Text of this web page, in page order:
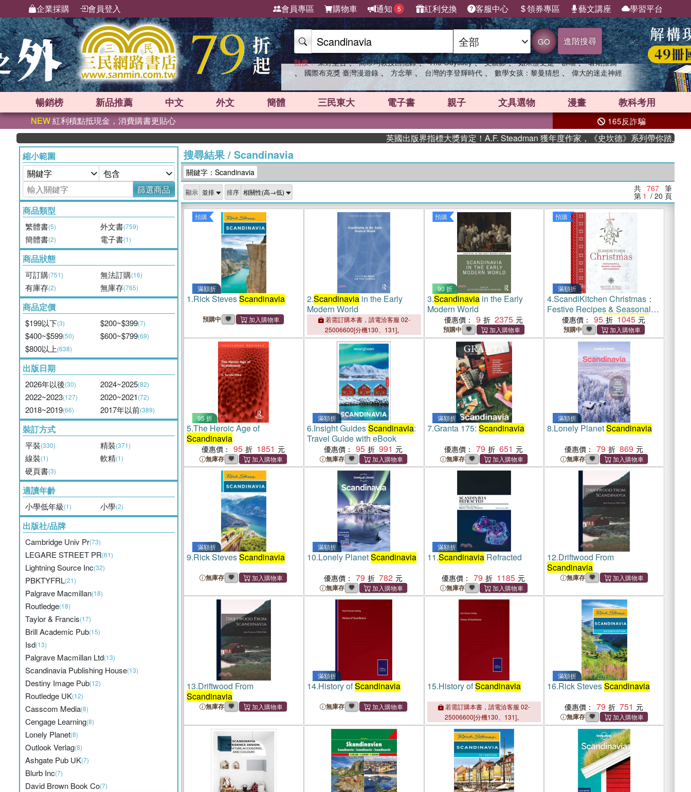
企業採購 會員登入 會員專區 購物車 通知 5 紅利兌換 客服中心 領券專區 藝文講座 學習平台
GO 進階搜尋
熱搜： 東野圭吾 、 高希均教授回憶錄 、 The Odyssey 、 父親節 、 如果歷史是一群喵 、 暑期推薦
、 國際布克獎 臺灣漫遊錄 、 方念華 、 台灣的李登輝時代 、 數學女孩：黎曼猜想 、 偉大的迷走神經
暢銷榜 新品推薦 中文 外文 簡體 三民東大 電子書 親子 文具選物 漫畫 教科考用
NEW紅利積點抵現金，消費購書更貼心 165反詐騙
英國出版界指標大獎肯定！A.F. Steadman 獲年度作家，《史坎德》系列帶你踏上熱血奇幻旅程
縮小範圍
篩選商品
商品類型
繁體書(5) 外文書(759)
簡體書(2) 電子書(1)
商品狀態
可訂購(751) 無法訂購(16)
有庫存(2) 無庫存(765)
商品定價
$199以下(3) $200~$399(7)
$400~$599(50) $600~$799(69)
$800以上(638)
出版日期
2026年以後(30) 2024~2025(82)
2022~2023(127) 2020~2021(72)
2018~2019(66) 2017年以前(389)
裝訂方式
平裝(330) 精裝(371)
線裝(1) 軟精(1)
硬頁書(3)
適讀年齡
小學低年級(1) 小學(2)
出版社/品牌
Cambridge Univ Pr(73)
LEGARE STREET PR(61)
Lightning Source Inc(32)
PBKTYFRL(21)
Palgrave Macmillan(18)
Routledge(18)
Taylor & Francis(17)
Brill Academic Pub(15)
Isd(13)
Palgrave Macmillan Ltd(13)
Scandinavia Publishing House(13)
Destiny Image Pub(12)
Routledge UK(12)
Casscom Media(8)
Cengage Learning(8)
Lonely Planet(8)
Outlook Verlag(8)
Ashgate Pub UK(7)
Blurb Inc(7)
David Brown Book Co(7)
搜尋結果/ Scandinavia
關鍵字：Scandinavia
顯示 排序 共 767 筆
第 1 / 20 頁
預購
滿額折
1.Rick StevesScandinavia
預購中
2.Scandinaviain the Early
Modern World
若需訂購本書，請電洽客服 02-
25006600[分機130、131]。
預購
90 折
3.Scandinaviain the Early
Modern World
優惠價： 9 2375
預購中
預購
滿額折
4.ScandiKitchen Christmas：
Festive Recipes & Seasonal
Traditions from Scandinavia
優惠價： 95 1045
預購中
95 折
5.The Heroic Age of
Scandinavia
優惠價： 95 1851
無庫存
滿額折
6.Insight GuidesScandinavia:
Travel Guide with eBook
優惠價： 95 991
無庫存
滿額折
7.Granta 175: Scandinavia
優惠價： 79 651
無庫存
滿額折
8.Lonely PlanetScandinavia
優惠價： 79 869
無庫存
滿額折
9.Rick StevesScandinavia
無庫存
滿額折
10.Lonely PlanetScandinavia
優惠價： 79 782
無庫存
滿額折
11.ScandinaviaRefracted
優惠價： 79 1185
無庫存
12.Driftwood From
Scandinavia
無庫存
13.Driftwood From
Scandinavia
無庫存
滿額折
14.History ofScandinavia
無庫存
15.History ofScandinavia
若需訂購本書，請電洽客服 02-
25006600[分機130、131]。
滿額折
16.Rick StevesScandinavia
優惠價： 79 751
無庫存